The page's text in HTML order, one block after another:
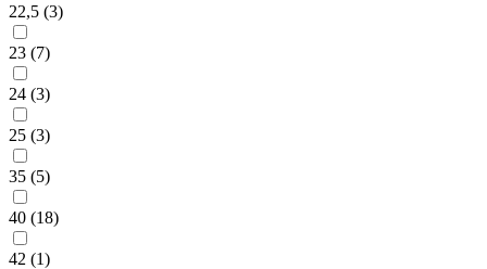
22,5 (3)
23 (7)
24 (3)
25 (3)
35 (5)
40 (18)
42 (1)